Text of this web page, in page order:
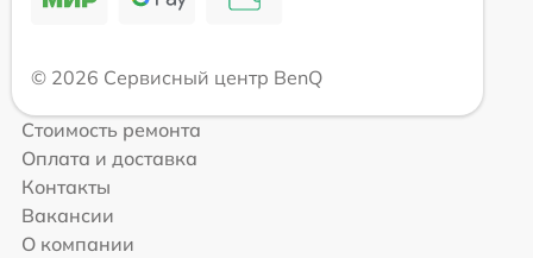
© 2026 Сервисный центр BenQ
Стоимость ремонта
Оплата и доставка
Контакты
Вакансии
О компании